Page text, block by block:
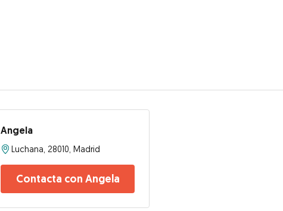
Angela
Luchana, 28010, Madrid
Contacta con Angela